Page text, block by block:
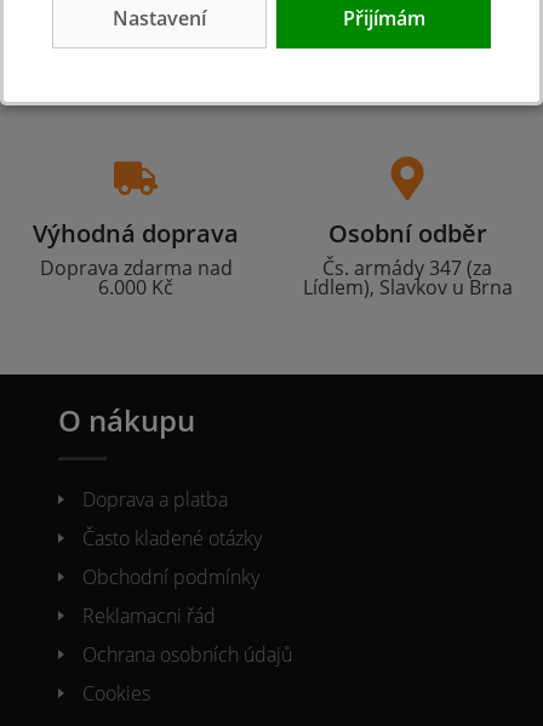
Tradice Zboží skladem
Výhodná doprava
Doprava zdarma nad
6.000 Kč
Osobní odběr
Čs. armády 347 (za
Lídlem), Slavkov u Brna
O nákupu
Doprava a platba
Často kladené otázky
Obchodní podmínky
Reklamacni řád
Ochrana osobních údajů
Cookies
Nastavení Přijímám